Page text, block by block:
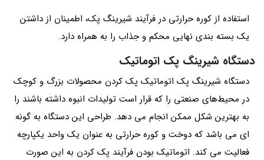
استفاده از کوره حرارتی در فرآیند شیرینگ پک، اطمینان از داشتن
یک بسته‌ بندی نهایی محکم و جذاب را به همراه دارد.
دستگاه شیرینگ پک اتوماتیک
دستگاه شیرینگ پک اتوماتیک پک‌ کردن محصولات بزرگ و کوچک
در محیط‌های صنعتی را که قرار است تولیدات انبوه داشته باشند را
به بهترین شکل ممکن انجام می دهد. طراحی این دستگاه به گونه
ای می باشد که دوخت و کوره حرارتی به عنوان یک واحد یکپارچه
فعالیت می‌ کند. اتوماتیک بودن فرآیند پک‌ کردن به این صورت